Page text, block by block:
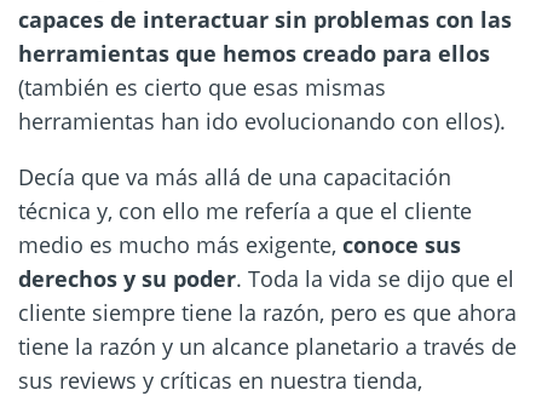
capaces de interactuar sin problemas con las
herramientas que hemos creado para ellos
(también es cierto que esas mismas
herramientas han ido evolucionando con ellos).
Decía que va más allá de una capacitación
técnica y, con ello me refería a que el cliente
medio es mucho más exigente, conoce sus
derechos y su poder. Toda la vida se dijo que el
cliente siempre tiene la razón, pero es que ahora
tiene la razón y un alcance planetario a través de
sus reviews y críticas en nuestra tienda,